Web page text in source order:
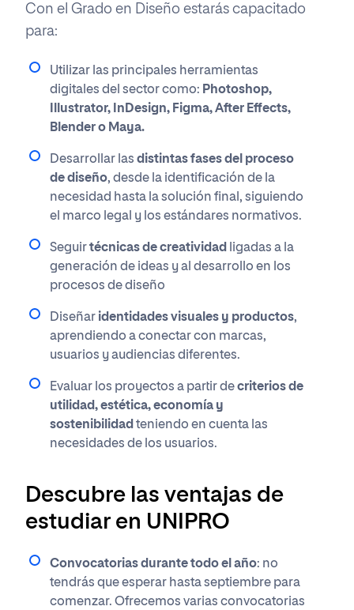
Con el Grado en Diseño estarás capacitado
para:
Utilizar las principales herramientas
digitales del sector como: Photoshop,
Illustrator, InDesign, Figma, After Effects,
Blender o Maya.
Desarrollar lasdistintas fases del proceso
de diseño, desde la identificación de la
necesidad hasta la solución final, siguiendo
el marco legal y los estándares normativos.
Seguirtécnicas de creatividad ligadas a la
generación de ideas y al desarrollo en los
procesos de diseño
Diseñar identidades visuales y productos,
aprendiendo a conectar con marcas,
usuarios y audiencias diferentes.
Evaluar los proyectos a partir decriterios de
utilidad, estética, economía y
sostenibilidadteniendo en cuenta las
necesidades de los usuarios.
Descubre las ventajas de
estudiar en UNIPRO
Convocatorias durante todo el año: no
tendrás que esperar hasta septiembre para
comenzar. Ofrecemos varias convocatorias